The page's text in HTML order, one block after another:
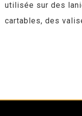
utilisée sur des
cartables, des